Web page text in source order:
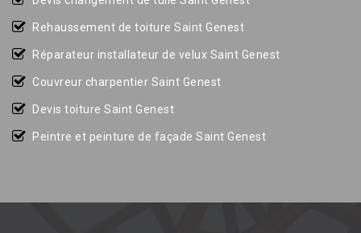
Rehaussement de toiture Saint Genest
Réparateur installateur de velux Saint Genest
Couvreur charpentier Saint Genest
Devis toiture Saint Genest
Peintre et peinture de façade Saint Genest